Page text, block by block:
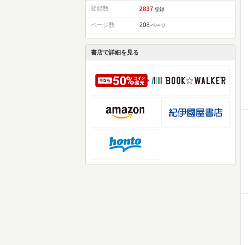
登録数 2837 登録
ページ数 208 ページ
書店で詳細を見る